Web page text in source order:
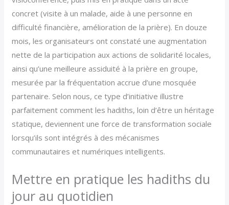
concret (visite à un malade, aide à une personne en
difficulté financière, amélioration de la prière). En douze
mois, les organisateurs ont constaté une augmentation
nette de la participation aux actions de solidarité locales,
ainsi qu’une meilleure assiduité à la prière en groupe,
mesurée par la fréquentation accrue d’une mosquée
partenaire. Selon nous, ce type d’initiative illustre
parfaitement comment les hadiths, loin d’être un héritage
statique, deviennent une force de transformation sociale
lorsqu’ils sont intégrés à des mécanismes
communautaires et numériques intelligents.
Mettre en pratique les hadiths du
jour au quotidien